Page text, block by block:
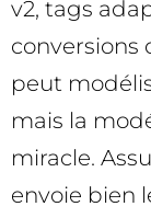
v2, tags
conversions
peut
mais la
miracle.
envoie bien